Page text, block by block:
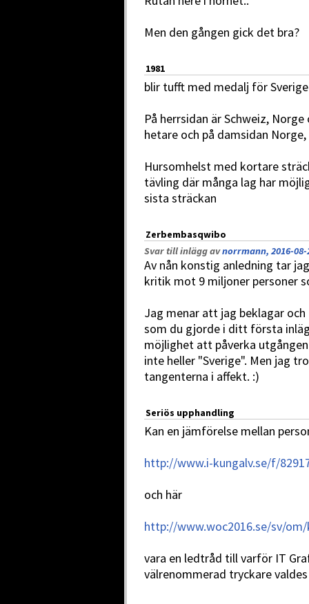
Men den gången gick det bra?
1981
blir tufft med medalj för
På herrsidan är Schweiz,
hetare och på damsidan
Hursomhelst med kortare
tävling där många lag har
sista sträckan
Zerbembasqwibo
Svar till inlägg avnorrmann, 2016-08-
Av nån konstig anledning tar
kritik mot 9 miljoner personer
Jag menar att jag beklagar
som du gjorde i ditt första
möjlighet att påverka
inte heller "Sverige". Men jag
tangenterna i affekt. :)
Seriös upphandling
Kan en jämförelse mellan
http://www.i-kungalv.se/f/
och här
http://www.woc2016.se/sv/
vara en ledtråd till varför IT
välrenommerad tryckare